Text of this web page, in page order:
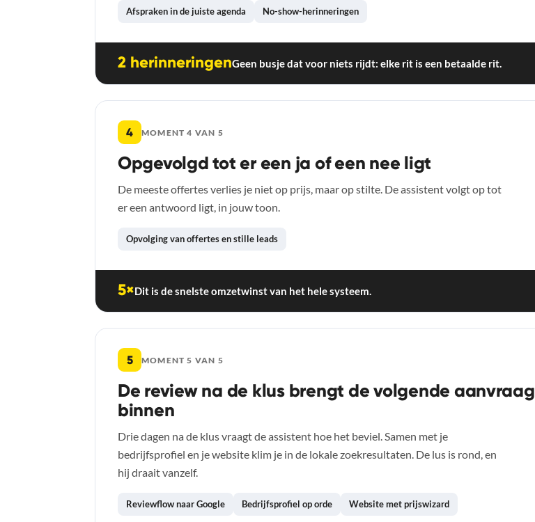
Afspraken in de juiste agenda No-show-herinneringen
2 herinneringenGeen busje dat voor niets rijdt: elke rit is een betaalde rit.
4 MOMENT 4 VAN 5
Opgevolgd tot er een ja of een nee ligt
De meeste offertes verlies je niet op prijs, maar op stilte. De assistent volgt op tot
er een antwoord ligt, in jouw toon.
Opvolging van offertes en stille leads
5×Dit is de snelste omzetwinst van het hele systeem.
5 MOMENT 5 VAN 5
De review na de klus brengt de volgende aanvraag
binnen
Drie dagen na de klus vraagt de assistent hoe het beviel. Samen met je
bedrijfsprofiel en je website klim je in de lokale zoekresultaten. De lus is rond, en
hij draait vanzelf.
Reviewflow naar Google Bedrijfsprofiel op orde Website met prijswizard